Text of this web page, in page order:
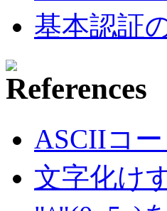
基本認証
ASCIIコ
文字化け